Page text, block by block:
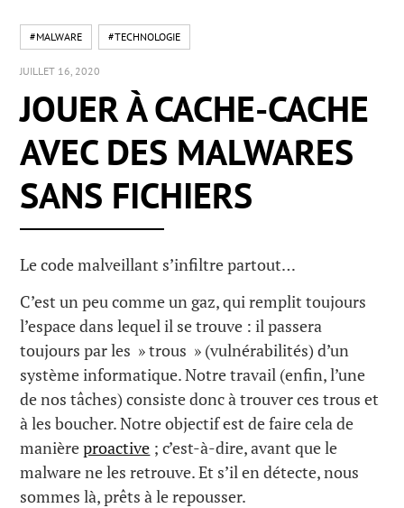
#MALWARE #TECHNOLOGIE
JUILLET 16, 2020
JOUER À CACHE-CACHE
AVEC DES MALWARES
SANS FICHIERS
Le code malveillant s’infiltre partout…
C’est un peu comme un gaz, qui remplit toujours
l’espace dans lequel il se trouve : il passera
toujours par les » trous » (vulnérabilités) d’un
système informatique. Notre travail (enfin, l’une
de nos tâches) consiste donc à trouver ces trous et
à les boucher. Notre objectif est de faire cela de
manièreproactive ; c’est-à-dire, avant que le
malware ne les retrouve. Et s’il en détecte, nous
sommes là, prêts à le repousser.